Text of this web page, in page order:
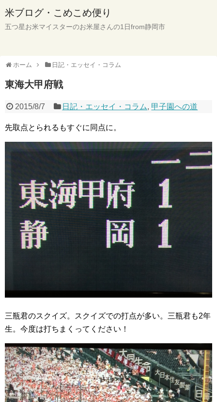
米ブログ・こめこめ便り
五つ星お米マイスターのお米屋さんの1日from静岡市
ホーム 日記・エッセイ・コラム
東海大甲府戦
2015/8/7 日記・エッセイ・コラム, 甲子園への道
先取点とられるもすぐに同点に。
三瓶君のスクイズ。スクイズでの打点が多い。三瓶君も2年
生。今度は打ちまくってください！